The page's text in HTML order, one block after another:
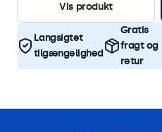
Vis produkt
Langsigtet
tilgængelighed
Gratis
fragt og
retur